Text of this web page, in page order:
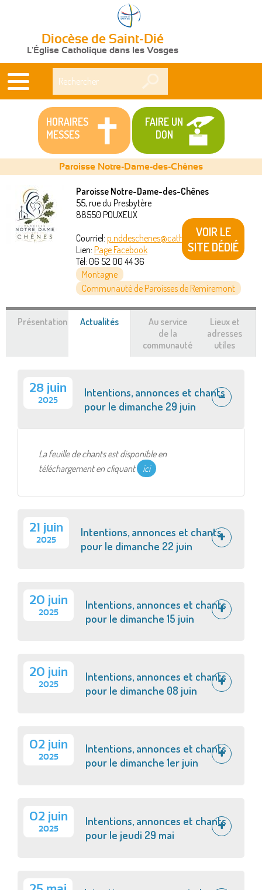
Diocèse de Saint-Dié
L'Église Catholique dans les Vosges
HORAIRES
MESSES
FAIRE UN
DON
Vous
êtes
Paroisse Notre-Dame-des-Chênes
Paroisse Notre-Dame-des-Chênes
55, rue du Presbytère
88550 POUXEUX
Courriel: p.nddeschenes@catholique88.fr
Lien: Page Facebook
Tél: 06 52 00 44 36
Montagne
Communauté de Paroisses de Remiremont
VOIR LE
SITE DÉDIÉ
Présentation Actualités
Au service
de la
communauté
Lieux et
adresses
utiles
28 juin
2025
Intentions, annonces et chants
pour le dimanche 29 juin
La feuille de chants est disponible en
téléchargement en cliquant ici
21 juin
2025
Intentions, annonces et chants
pour le dimanche 22 juin
20 juin
2025
Intentions, annonces et chants
pour le dimanche 15 juin
20 juin
2025
Intentions, annonces et chants
pour le dimanche 08 juin
02 juin
2025
Intentions, annonces et chants
pour le dimanche 1er juin
02 juin
2025
Intentions, annonces et chants
pour le jeudi 29 mai